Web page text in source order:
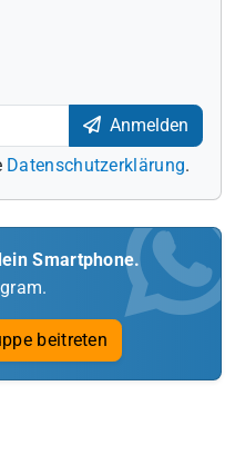
Anmelden
Datenschutzerklärung.
Smartphone.
beitreten